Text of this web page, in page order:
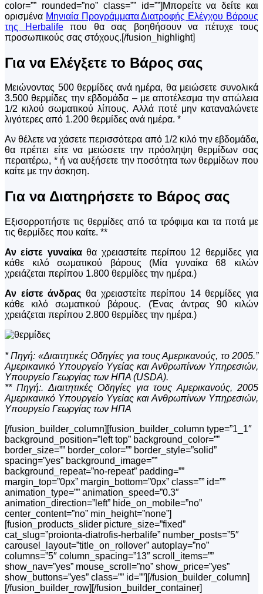
color=”” rounded=”no” class=”” id=””]Μπορείτε να δείτε και
ορισμένα Μηνιαία Προγράμματα Διατροφής Ελέγχου Βάρους
της Herbalifeπου θα σας βοηθήσουν να πέτυχε τους
προσωπικούς σας στόχους.[/fusion_highlight]
Για να Ελέγξετε το Βάρος σας
Μειώνοντας 500 θερμίδες ανά ημέρα, θα μειώσετε συνολικά
3.500 θερμίδες την εβδομάδα – με αποτέλεσμα την απώλεια
1/2 κιλού σωματικού λίπους. Αλλά ποτέ μην καταναλώνετε
λιγότερες από 1.200 θερμίδες ανά ημέρα. *
Αν θέλετε να χάσετε περισσότερα από 1/2 κιλό την εβδομάδα,
θα πρέπει είτε να μειώσετε την πρόσληψη θερμίδων σας
περαιτέρω, * ή να αυξήσετε την ποσότητα των θερμίδων που
καίτε με την άσκηση.
Για να Διατηρήσετε το Βάρος σας
Εξισορροπήστε τις θερμίδες από τα τρόφιμα και τα ποτά με
τις θερμίδες που καίτε. **
Αν είστε γυναίκαθα χρειαστείτε περίπου 12 θερμίδες για
κάθε κιλό σωματικού βάρους (Μία γυναίκα 68 κιλών
χρειάζεται περίπου 1.800 θερμίδες την ημέρα.)
Αν είστε άνδρας θα χρειαστείτε περίπου 14 θερμίδες για
κάθε κιλό σωματικού βάρους. (Ένας άντρας 90 κιλών
χρειάζεται περίπου 2.800 θερμίδες την ημέρα.)
* Πηγή: «Διαιτητικές Οδηγίες για τους Αμερικανούς, το 2005.”
Αμερικανικό Υπουργείο Υγείας και Ανθρωπίνων Υπηρεσιών,
Υπουργείο Γεωργίας των ΗΠΑ (USDA).
** Πηγή:. Διαιτητικές Οδηγίες για τους Αμερικανούς, 2005
Αμερικανικό Υπουργείο Υγείας και Ανθρωπίνων Υπηρεσιών,
Υπουργείο Γεωργίας των ΗΠΑ
[/fusion_builder_column][fusion_builder_column type=”1_1″
background_position=”left top” background_color=””
border_size=”” border_color=”” border_style=”solid”
spacing=”yes” background_image=””
background_repeat=”no-repeat” padding=””
margin_top=”0px” margin_bottom=”0px” class=”” id=””
animation_type=”” animation_speed=”0.3″
animation_direction=”left” hide_on_mobile=”no”
center_content=”no” min_height=”none”]
[fusion_products_slider picture_size=”fixed”
cat_slug=”proionta-diatrofis-herbalife” number_posts=”5″
carousel_layout=”title_on_rollover” autoplay=”no”
columns=”5″ column_spacing=”13″ scroll_items=””
show_nav=”yes” mouse_scroll=”no” show_price=”yes”
show_buttons=”yes” class=”” id=””][/fusion_builder_column]
[/fusion_builder_row][/fusion_builder_container]